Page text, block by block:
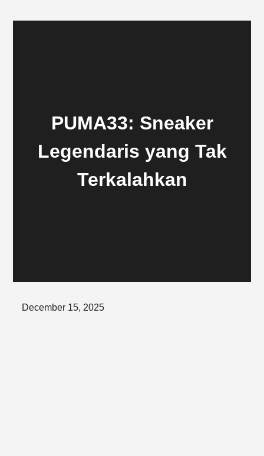
PUMA33: Sneaker
Legendaris yang Tak
Terkalahkan
Posted
December 15, 2025